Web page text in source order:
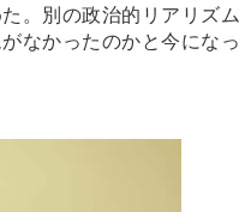
。別の政治的リアリズ
なかったのかと今にな